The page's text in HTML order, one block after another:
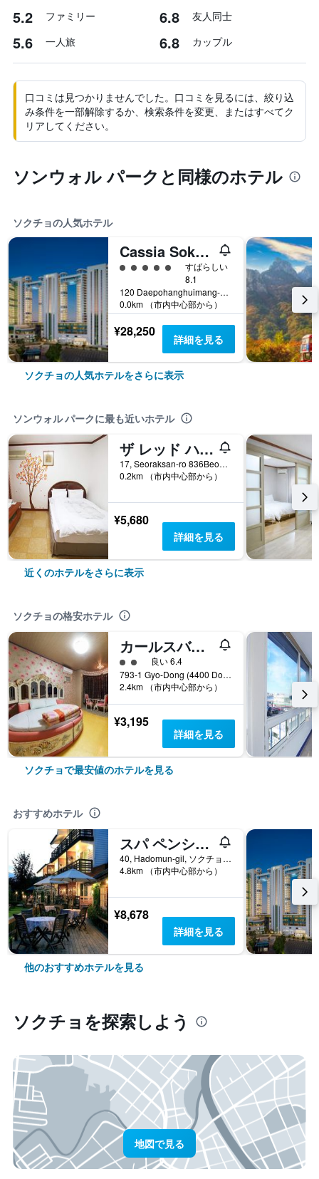
5.2 ファミリー 6.8 友人同士
5.6 一人旅 6.8 カップル
口コミは見つかりませんでした。口コミを見るには、絞り込
み条件を一部解除するか、検索条件を変更、またはすべてク
リアしてください。
ソンウォル パークと同様のホテル
ソクチョの人気ホテル
Cassia Sokcho
5​クラス評価
すばらしい
8.1
120 Daepohanghuimang-Gil, ソクチョ, 韓国
0.0km （市内中心部から）
¥28,250 詳細を見る
ソクチョの人気ホテルをさらに表示
ソンウォル パークに最も近いホテル
ザ レッド ハウス
17, Seoraksan-ro 836Beon-Gil, ソクチョ, 韓国
0.2km （市内中心部から）
¥5,680
詳細を見る
近くのホテルをさらに表示
ソクチョの格安ホテル
カールスバッド モテル
2​クラス評価
良い 6.4
793-1 Gyo-Dong (4400 Donghae-Daero), ソクチョ, 韓国
2.4km （市内中心部から）
¥3,195
詳細を見る
ソクチョで最安値のホテルを見る
おすすめホテル
スパ ペンション バッソ
40, Hadomun-gil, ソクチョ, 韓国
4.8km （市内中心部から）
¥8,678
詳細を見る
他のおすすめホテルを見る
ソクチョ​を探索しよう
地図で見る